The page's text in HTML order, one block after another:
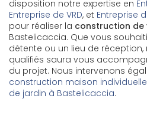
disposition notre expertise en
Entreprise de VRD, et Entreprise
pour réaliser la construction
Bastelicaccia. Que vous
détente ou un lieu de
qualifiés saura vous
du projet. Nous intervenons
construction maison
de jardin à Bastelicaccia.